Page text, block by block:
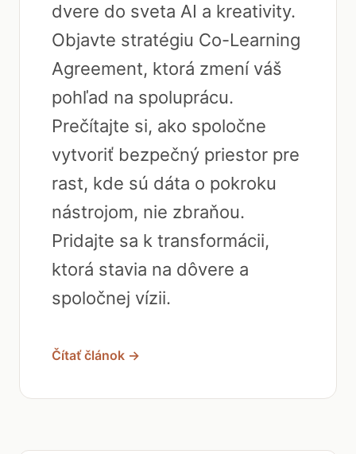
dvere do sveta AI a kreativity.
Objavte stratégiu Co-Learning
Agreement, ktorá zmení váš
pohľad na spoluprácu.
Prečítajte si, ako spoločne
vytvoriť bezpečný priestor pre
rast, kde sú dáta o pokroku
nástrojom, nie zbraňou.
Pridajte sa k transformácii,
ktorá stavia na dôvere a
spoločnej vízii.
Čítať článok →